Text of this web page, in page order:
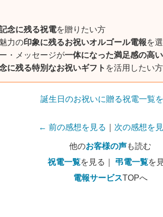
念に残る祝電を贈りたい方
力の印象に残るお祝いオルゴール電報を
・メッセージが一体になった満足感の高
に残る特別なお祝いギフト を活用したい方
誕生日のお祝いに贈る祝電一覧
← 前の感想を見る 次の感想を
他のお客様の声も読む
祝電一覧を見る｜ 弔電一覧を
電報サービスTOPへ